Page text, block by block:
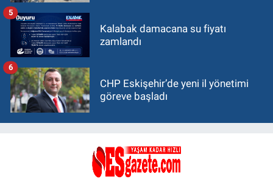
Kalabak damacana su fiyatı
zamlandı
5
CHP Eskişehir’de yeni il yönetimi
göreve başladı
6